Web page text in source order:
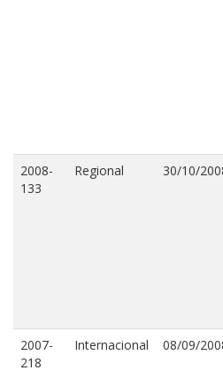
2008-
133
Regional 30/10/
2007-
218
Internacional 08/09/